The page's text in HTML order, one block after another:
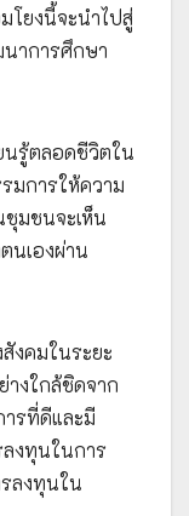
โยงนี้จะนำไปสู่
าการศึกษา
นรู้ตลอดชีวิตใน
มการให้ความ
มชนจะเห็น
นเองผ่าน
งคมในระยะ
างใกล้ชิดจาก
รที่ดีและมี
งทุนในการ
ลงทุนใน